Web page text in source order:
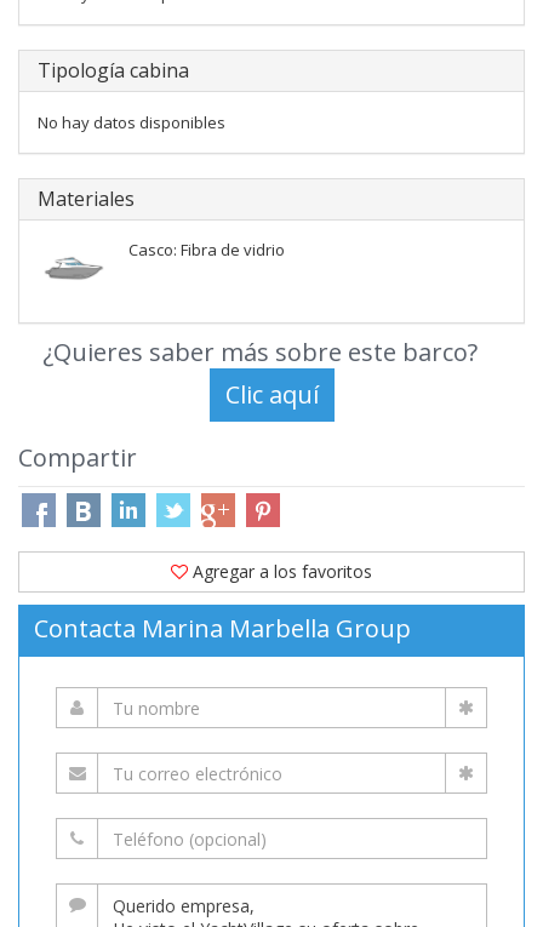
Tipología cabina
No hay datos disponibles
Materiales
Casco: Fibra de vidrio
¿Quieres saber más sobre este barco?
Compartir
Agregar a los favoritos
Contacta Marina Marbella Group